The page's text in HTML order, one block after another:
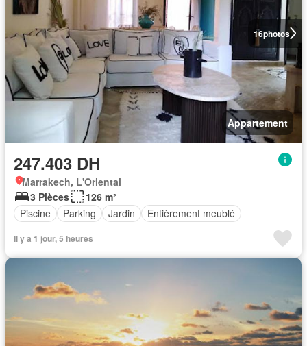
16photos
Appartement
247.403 DH
Marrakech, L'Oriental
3 Pièces
126 m²
Piscine
Parking Jardin Entièrement meublé
Il y a 1 jour, 5 heures